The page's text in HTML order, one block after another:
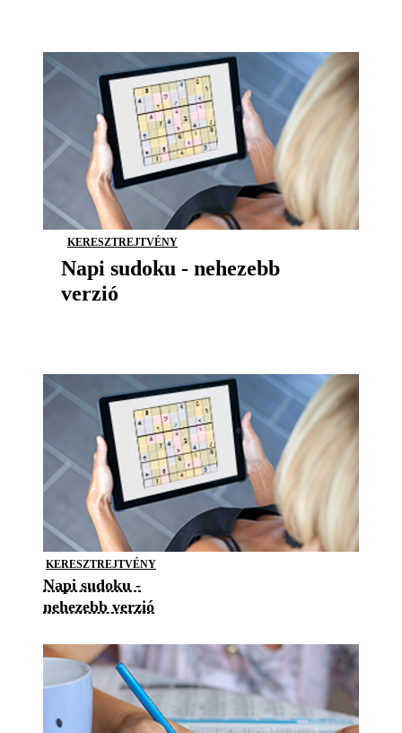
KERESZTREJTVÉNY
Napi sudoku - nehezebb
verzió
KERESZTREJTVÉNY
Napi sudoku -
nehezebb verzió